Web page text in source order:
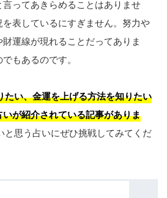
ってあきらめることはありませ
表しているにすぎません。努力や
運線が現れることだってありま
もあるのです。
たい、金運を上げる方法を知りたい
が紹介されている記事がありま
と思う占いにぜひ挑戦してみてくだ